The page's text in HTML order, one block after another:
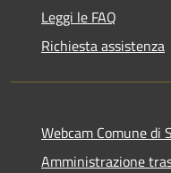
Leggi le FAQ
Richiesta assistenza
Webcam Comune di
Amministrazione